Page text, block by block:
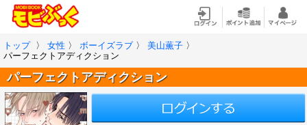
トップ 〉 女性 〉 ボーイズラブ 〉 美山薫子 〉
パーフェクトアディクション
パーフェクトアディクション